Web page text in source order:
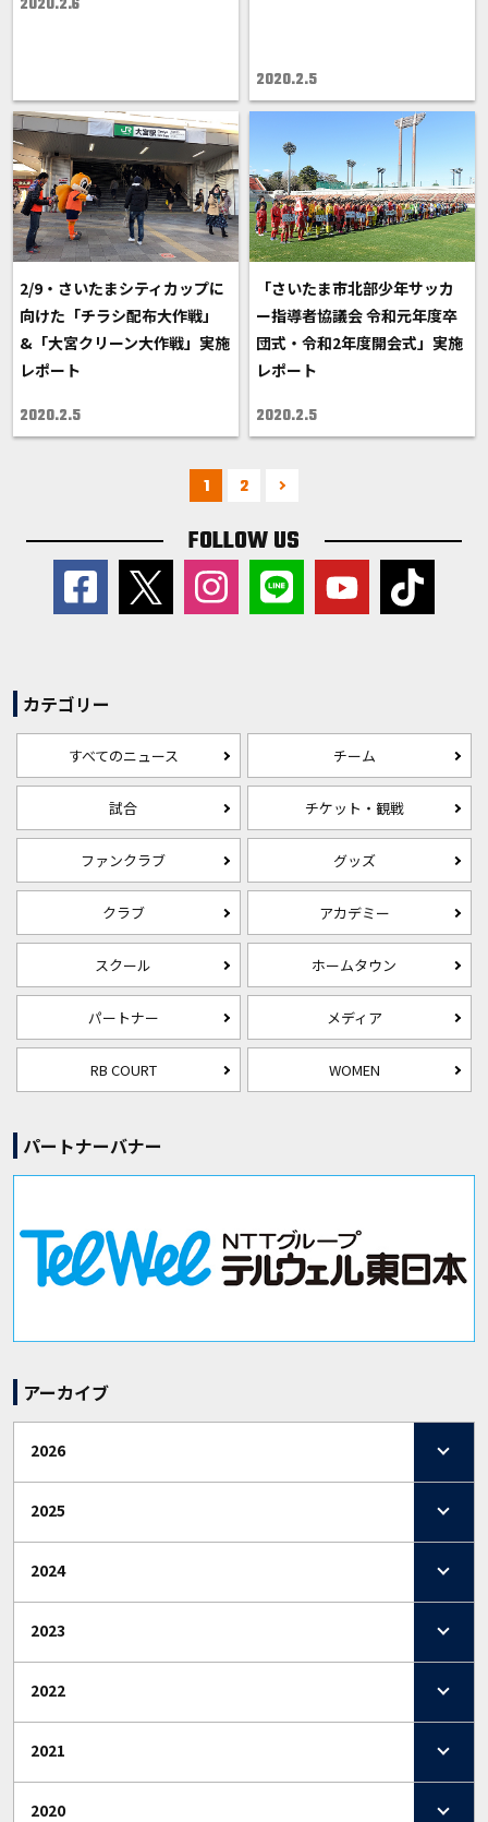
2020.2.6
2020.2.5
2/9・さいたまシティカップに
向けた「チラシ配布大作戦」
&「大宮クリーン大作戦」実施
レポート
2020.2.5
「さいたま市北部少年サッカ
ー指導者協議会 令和元年度卒
団式・令和2年度開会式」実施
レポート
2020.2.5
1 2
FOLLOW US
カテゴリー
すべてのニュース チーム
試合 チケット・観戦
ファンクラブ グッズ
クラブ アカデミー
スクール ホームタウン
パートナー メディア
RB COURT WOMEN
パートナーバナー
アーカイブ
2026
2025
2024
2023
2022
2021
2020